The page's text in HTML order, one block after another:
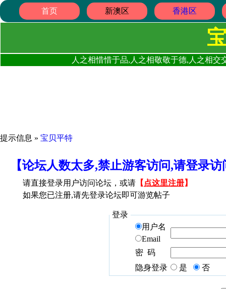
首页 新澳区 香港区
人之相惜惜于品,人之相敬敬于德,人之相
提示信息 » 宝贝平特
【论坛人数太多,禁止游客访问,请登录
请直接登录用户访问论坛，或请 【 点这里注册】
如果您已注册,请先登录论坛即可游览帖子
登录
用户名
Email
密 码
隐身登录
是 否